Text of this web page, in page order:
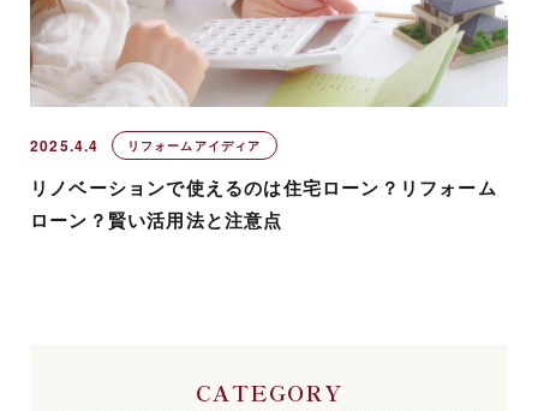
CATEGORY
2025.4.4 リフォームアイディア
リノベーションで使えるのは住宅ローン？リフォーム
ローン？賢い活用法と注意点